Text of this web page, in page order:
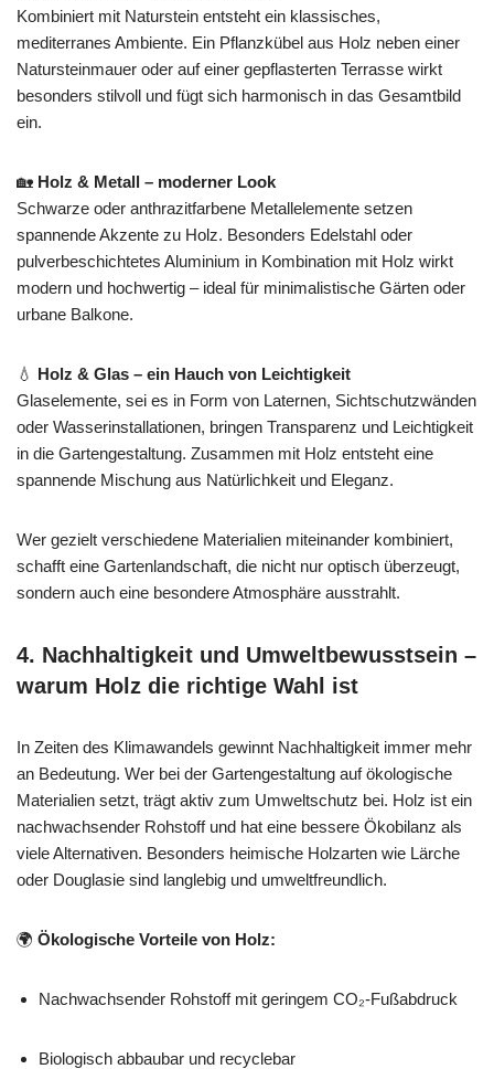
Kombiniert mit Naturstein entsteht ein klassisches,
mediterranes Ambiente. Ein Pflanzkübel aus Holz neben einer
Natursteinmauer oder auf einer gepflasterten Terrasse wirkt
besonders stilvoll und fügt sich harmonisch in das Gesamtbild
ein.
🏡 Holz & Metall – moderner Look
Schwarze oder anthrazitfarbene Metallelemente setzen
spannende Akzente zu Holz. Besonders Edelstahl oder
pulverbeschichtetes Aluminium in Kombination mit Holz wirkt
modern und hochwertig – ideal für minimalistische Gärten oder
urbane Balkone.
💧 Holz & Glas – ein Hauch von Leichtigkeit
Glaselemente, sei es in Form von Laternen, Sichtschutzwänden
oder Wasserinstallationen, bringen Transparenz und Leichtigkeit
in die Gartengestaltung. Zusammen mit Holz entsteht eine
spannende Mischung aus Natürlichkeit und Eleganz.
Wer gezielt verschiedene Materialien miteinander kombiniert,
schafft eine Gartenlandschaft, die nicht nur optisch überzeugt,
sondern auch eine besondere Atmosphäre ausstrahlt.
4. Nachhaltigkeit und Umweltbewusstsein –
warum Holz die richtige Wahl ist
In Zeiten des Klimawandels gewinnt Nachhaltigkeit immer mehr
an Bedeutung. Wer bei der Gartengestaltung auf ökologische
Materialien setzt, trägt aktiv zum Umweltschutz bei. Holz ist ein
nachwachsender Rohstoff und hat eine bessere Ökobilanz als
viele Alternativen. Besonders heimische Holzarten wie Lärche
oder Douglasie sind langlebig und umweltfreundlich.
🌍 Ökologische Vorteile von Holz:
Nachwachsender Rohstoff mit geringem CO₂-Fußabdruck
Biologisch abbaubar und recyclebar